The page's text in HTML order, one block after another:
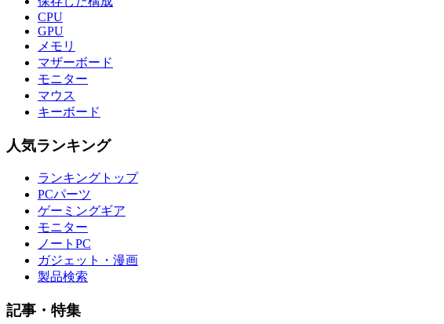
CPU
GPU
メモリ
マザーボード
モニター
マウス
キーボード
人気ランキング
ランキングトップ
PCパーツ
ゲーミングギア
モニター
ノートPC
ガジェット・漫画
製品検索
記事・特集